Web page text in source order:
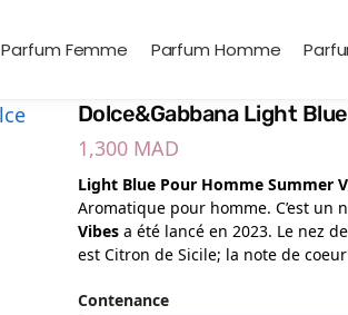
Parfum Femme Parfum Homme
Dolce&Gabbana Light
1,300 MAD
Light Blue Pour Homme Summer
Aromatique pour homme. C’est un
Vibes a été lancé en 2023. Le nez
est Citron de Sicile; la note de
Contenance